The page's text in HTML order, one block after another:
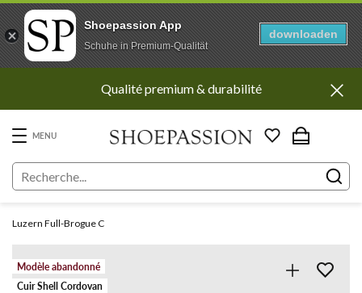
au
contenu
Qualité premium & durabilité
MENU
Luzern Full-Brogue C
Modèle abandonné
Cuir Shell Cordovan
Shoepassion App
Schuhe in Premium-Qualität
downloaden